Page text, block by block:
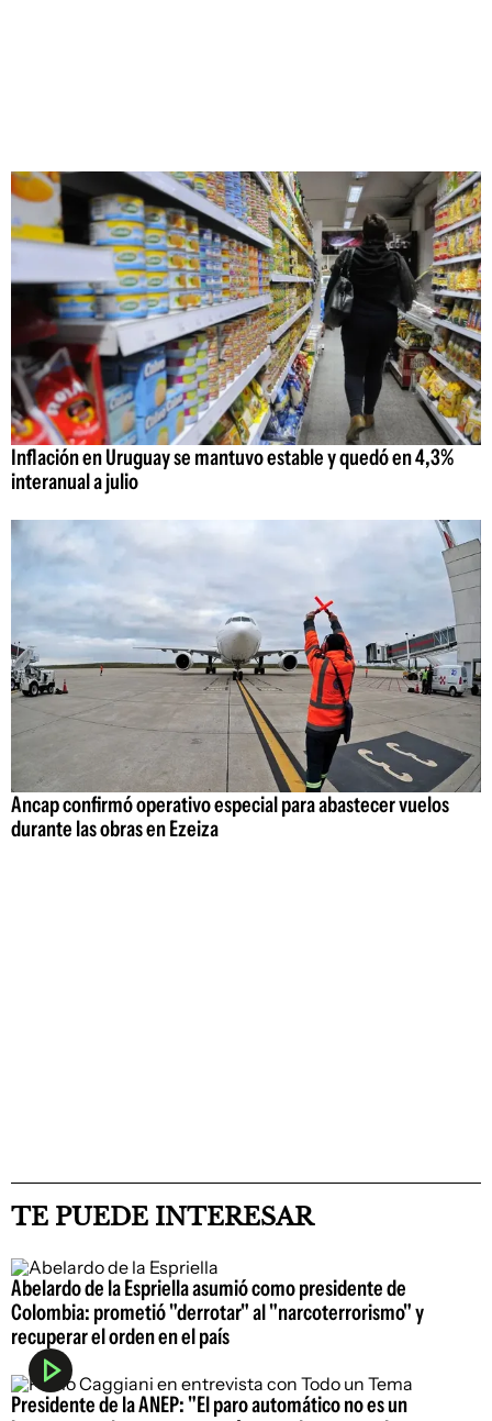
Inflación en Uruguay se mantuvo estable y quedó en 4,3%
interanual a julio
Ancap confirmó operativo especial para abastecer vuelos
durante las obras en Ezeiza
TE PUEDE INTERESAR
Abelardo de la Espriella asumió como presidente de
Colombia: prometió "derrotar" al "narcoterrorismo" y
recuperar el orden en el país
Presidente de la ANEP: "El paro automático no es un